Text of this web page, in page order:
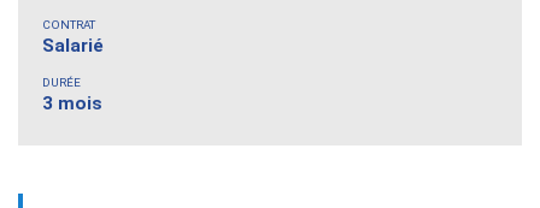
CONTRAT
Salarié
DURÉE
3 mois